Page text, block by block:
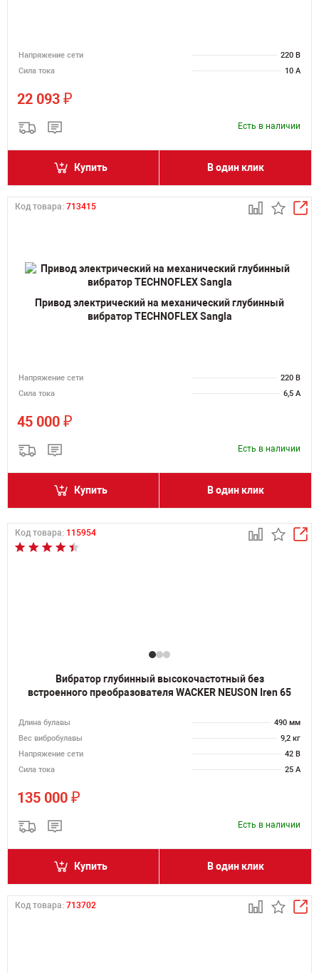
Напряжение сети
220 В
Сила тока
10 А
22 093 ₽
Есть в наличии
Купить В один клик
Код товара: 713415
Привод электрический на механический глубинный
вибратор TECHNOFLEX Sangla
Напряжение сети
220 В
Сила тока
6,5 А
45 000 ₽
Есть в наличии
Купить В один клик
Код товара: 115954
Вибратор глубинный высокочастотный без
встроенного преобразователя WACKER NEUSON Iren 65
Длина булавы
490 мм
Вес вибробулавы
9,2 кг
Напряжение сети
42 В
Сила тока
25 А
135 000 ₽
Есть в наличии
Купить В один клик
Код товара: 713702